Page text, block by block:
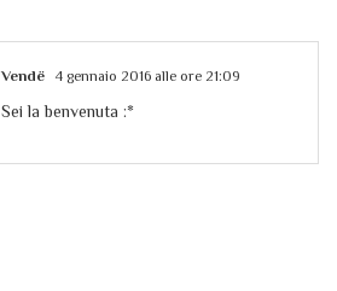
Vendë 4 gennaio 2016 alle ore 21:09
Sei la benvenuta :*